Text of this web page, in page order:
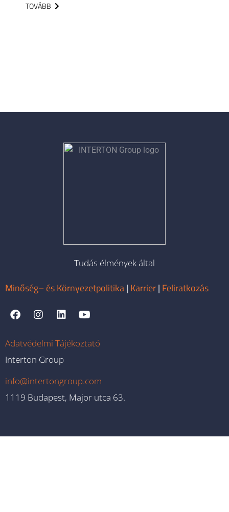
TOVÁBB
Tudás élmények által
Minőség– és Környezetpolitika| Karrier| Feliratkozás
Adatvédelmi Tájékoztató
Interton Group
info@intertongroup.com
1119 Budapest, Major utca 63.